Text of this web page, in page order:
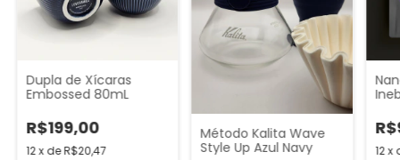
Dupla de Xícaras
Embossed 80mL
R$199,00
12x deR$20,47
Método Kalita Wave
Style Up Azul Navy
12x